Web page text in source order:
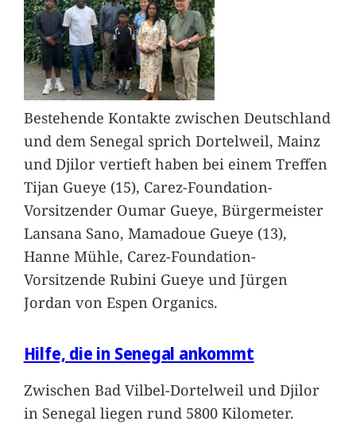
Bestehende Kontakte zwischen Deutschland
und dem Senegal sprich Dortelweil, Mainz
und Djilor vertieft haben bei einem Treffen
Tijan Gueye (15), Carez-Foundation-
Vorsitzender Oumar Gueye, Bürgermeister
Lansana Sano, Mamadoue Gueye (13),
Hanne Mühle, Carez-Foundation-
Vorsitzende Rubini Gueye und Jürgen
Jordan von Espen Organics.
Hilfe, die in Senegal ankommt
Zwischen Bad Vilbel-Dortelweil und Djilor
in Senegal liegen rund 5800 Kilometer.